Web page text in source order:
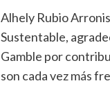
Alhely Rubio
Sustentable,
Gamble por
son cada vez más